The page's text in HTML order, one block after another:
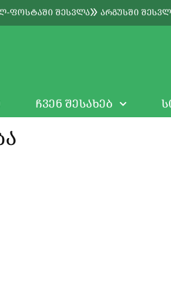
ᲤᲝᲡᲢᲐᲨᲘ ᲨᲔᲡᲕᲚᲐ ᲐᲠᲒᲣᲡᲨᲘ
ᲩᲕᲔᲜ ᲨᲔᲡᲐᲮᲔᲑ